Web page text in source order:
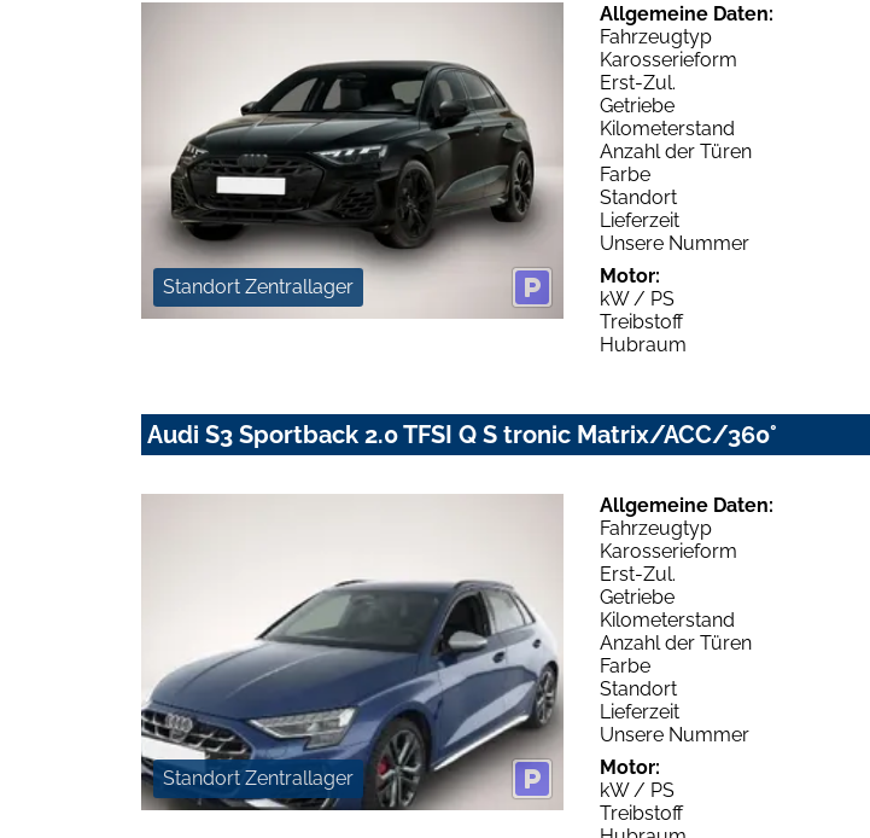
Standort Zentrallager
Allgemeine Daten:
Fahrzeugtyp
Karosserieform
Erst-Zul.
Getriebe
Kilometerstand
Anzahl der Türen
Farbe
Standort
Lieferzeit
Unsere Nummer
Motor:
kW / PS
Treibstoff
Hubraum
Audi S3 Sportback 2.0 TFSI Q S tronic Matrix/ACC/360°
Standort Zentrallager
Allgemeine Daten:
Fahrzeugtyp
Karosserieform
Erst-Zul.
Getriebe
Kilometerstand
Anzahl der Türen
Farbe
Standort
Lieferzeit
Unsere Nummer
Motor:
kW / PS
Treibstoff